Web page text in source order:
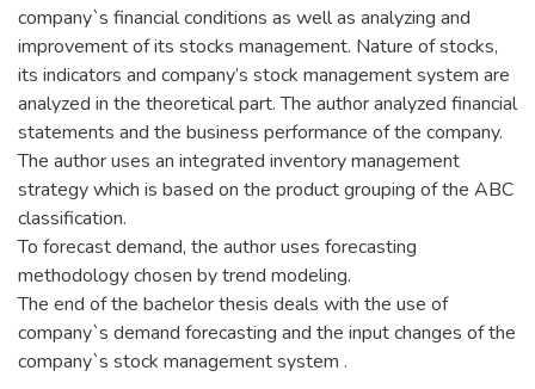
company`s financial conditions as well as analyzing and
improvement of its stocks management. Nature of stocks,
its indicators and company’s stock management system are
analyzed in the theoretical part. The author analyzed financial
statements and the business performance of the company.
The author uses an integrated inventory management
strategy which is based on the product grouping of the ABC
classification.
To forecast demand, the author uses forecasting
methodology chosen by trend modeling.
The end of the bachelor thesis deals with the use of
company`s demand forecasting and the input changes of the
company`s stock management system .